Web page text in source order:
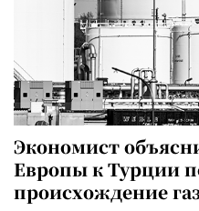
Экономист
Европы к Турции
происхождение